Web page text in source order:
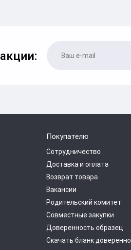
Покупателю
Сотрудничество
Доставка и оплата
Возврат товара
Вакансии
Родительский комитет
Совместные закупки
Доверенность образец
Скачать бланк